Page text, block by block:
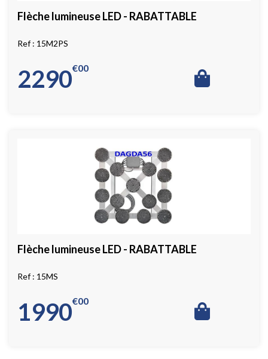
Flèche lumineuse LED - RABATTABLE
15M2PS
2290 00
€
Flèche lumineuse LED - RABATTABLE
15MS
1990 00
€